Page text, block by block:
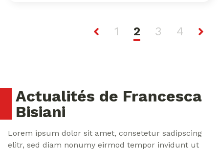
1 2 3 4
Actualités de Francesca
Bisiani
Lorem ipsum dolor sit amet, consetetur sadipscing
elitr, sed diam nonumy eirmod tempor invidunt ut